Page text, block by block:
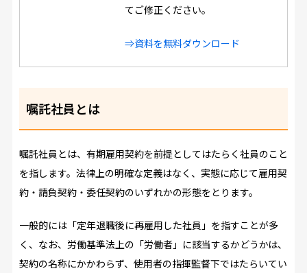
てご修正ください。
⇒資料を無料ダウンロード
嘱託社員とは
嘱託社員とは、有期雇用契約を前提としてはたらく社員のこと
を指します。法律上の明確な定義はなく、実態に応じて雇用契
約・請負契約・委任契約のいずれかの形態をとります。
一般的には「定年退職後に再雇用した社員」を指すことが多
く、なお、労働基準法上の「労働者」に該当するかどうかは、
契約の名称にかかわらず、使用者の指揮監督下ではたらいてい